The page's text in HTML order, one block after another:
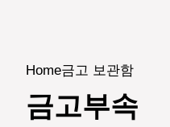
Home금고 보관함
금고부속